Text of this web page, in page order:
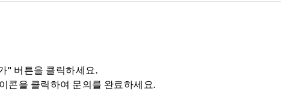
" 버튼을 클릭하세요.
콘을 클릭하여 문의를 완료하세요.